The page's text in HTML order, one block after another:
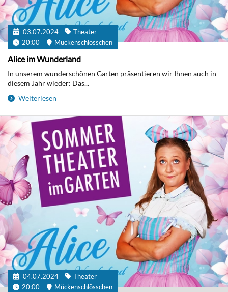
03.07.2024
Theater
20:00
Mückenschlösschen
Alice im Wunderland
In unserem wunderschönen Garten präsentieren wir Ihnen auch in
diesem Jahr wieder: Das...
Weiterlesen
04.07.2024
Theater
20:00
Mückenschlösschen